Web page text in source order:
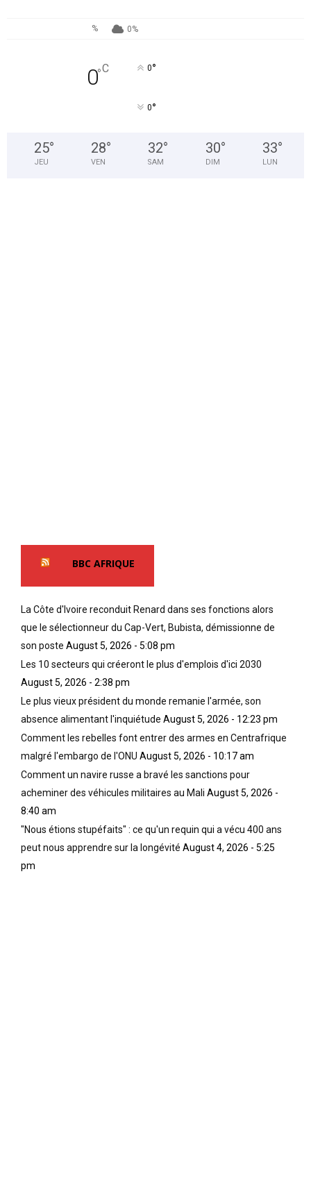
% 0%
0°C 0°
0°
25°
JEU
28°
VEN
32°
SAM
30°
DIM
33°
LUN
BBC AFRIQUE
La Côte d'Ivoire reconduit Renard dans ses fonctions alors
que le sélectionneur du Cap-Vert, Bubista, démissionne de
son poste August 5, 2026 - 5:08 pm
Les 10 secteurs qui créeront le plus d'emplois d'ici 2030
August 5, 2026 - 2:38 pm
Le plus vieux président du monde remanie l'armée, son
absence alimentant l'inquiétude August 5, 2026 - 12:23 pm
Comment les rebelles font entrer des armes en Centrafrique
malgré l'embargo de l'ONU August 5, 2026 - 10:17 am
Comment un navire russe a bravé les sanctions pour
acheminer des véhicules militaires au Mali August 5, 2026 -
8:40 am
"Nous étions stupéfaits" : ce qu'un requin qui a vécu 400 ans
peut nous apprendre sur la longévité August 4, 2026 - 5:25
pm